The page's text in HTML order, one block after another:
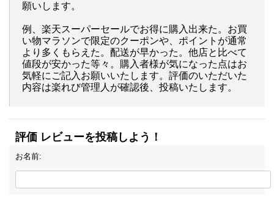
願いします。
例、楽天スーパーセールでお得に購入出来た。お買
い物マラソンで限定のクーポンや、ポイントが通常
より多くもらえた。配送が早かった。他店と比べて
値段が安かった等々。購入者様が気になった点はお
気軽にご記入お願いいたします。評価のいただいた
内容は楽れび管理人が確認後、投稿いたします。
評価 レビューを投稿しよう！
お名前: